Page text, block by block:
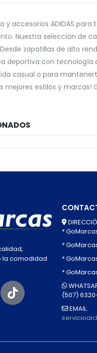
y accesorios ADIDAS
Nuestra selección de
zapatillas de alto
deportiva con
casual o para
mejores estilos y
la comodidad
*
*
*
*
(507)
EMAIL: